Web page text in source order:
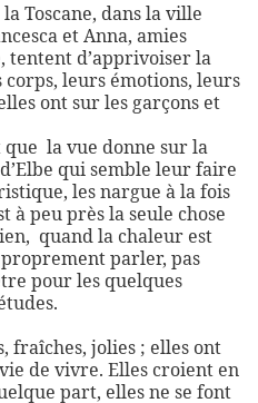
la Toscane, dans la ville
et Anna, amies
tentent d’apprivoiser la
leurs émotions, leurs
ont sur les garçons et
que la vue donne sur la
qui semble leur faire
les nargue à la fois
à peu près la seule chose
quand la chaleur est
proprement parler, pas
pour les quelques
fraîches, jolies ; elles ont
de vivre. Elles croient en
part, elles ne se font